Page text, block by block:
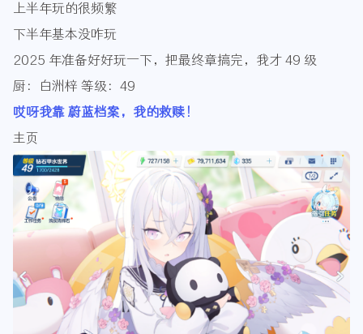
上半年玩的很频繁
下半年基本没咋玩
2025 年准备好好玩一下，把最终章搞完，我才 49 级
厨：白洲梓 等级：49
哎呀我靠 蔚蓝档案，我的救赎！
主页